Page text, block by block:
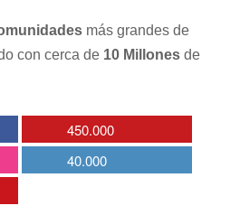
más grandes de
con cerca de 10 Millones de
450.000
40.000